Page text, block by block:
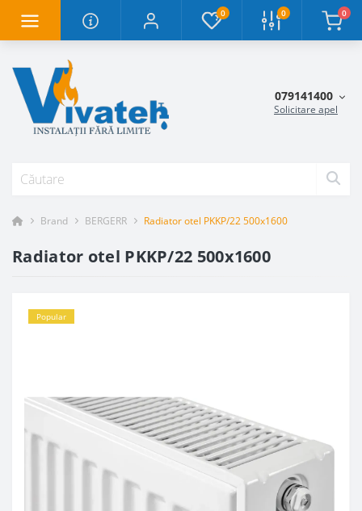
0 0 0
079141400
Solicitare apel
Brand BERGERR Radiator otel PKKP/22 500x1600
Radiator otel PKKP/22 500x1600
Popular